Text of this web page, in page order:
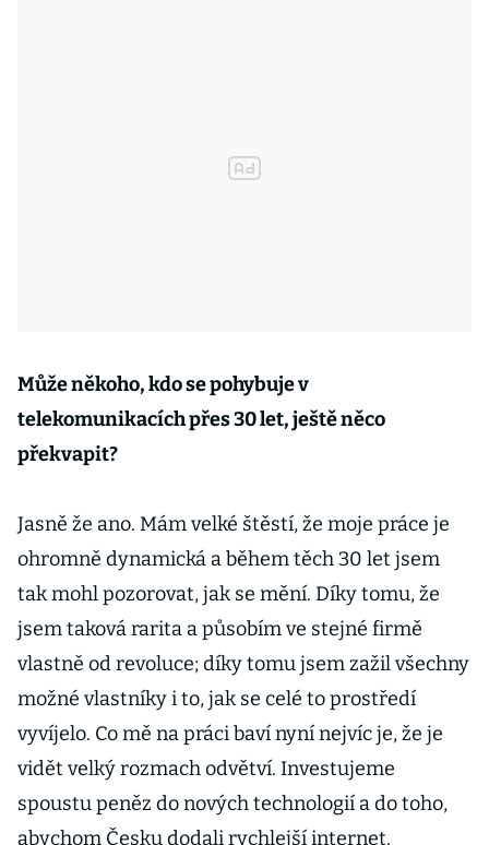
Může někoho, kdo se pohybuje v
telekomunikacích přes 30 let, ještě něco
překvapit?
Jasně že ano. Mám velké štěstí, že moje práce je
ohromně dynamická a během těch 30 let jsem
tak mohl pozorovat, jak se mění. Díky tomu, že
jsem taková rarita a působím ve stejné firmě
vlastně od revoluce; díky tomu jsem zažil všechny
možné vlastníky i to, jak se celé to prostředí
vyvíjelo. Co mě na práci baví nyní nejvíc je, že je
vidět velký rozmach odvětví. Investujeme
spoustu peněz do nových technologií a do toho,
abychom Česku dodali rychlejší internet.